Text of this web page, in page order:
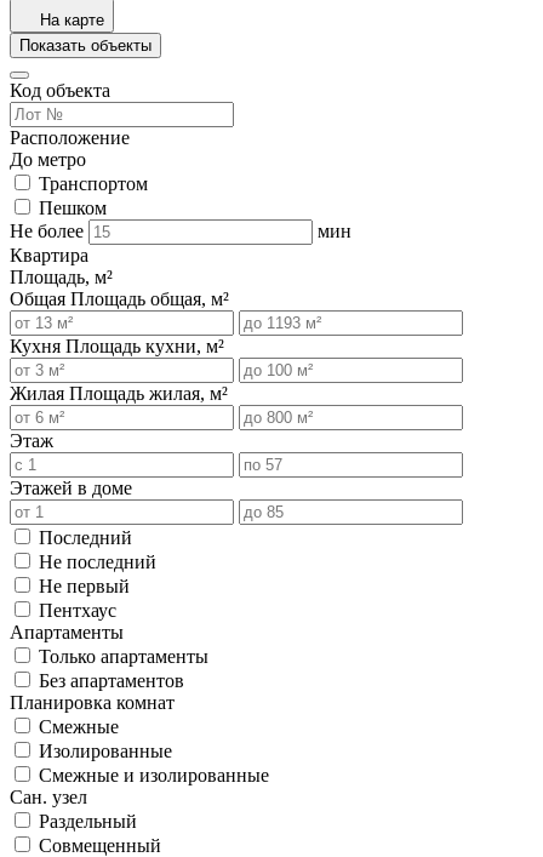
На карте
Показать объекты
Код объекта
Расположение
До метро
Транспортом
Пешком
Не более
мин
Квартира
Площадь, м²
Общая Площадь общая, м²
Кухня Площадь кухни, м²
Жилая Площадь жилая, м²
Этаж
Этажей в доме
Последний
Не последний
Не первый
Пентхаус
Апартаменты
Только апартаменты
Без апартаментов
Планировка комнат
Смежные
Изолированные
Смежные и изолированные
Сан. узел
Раздельный
Совмещенный